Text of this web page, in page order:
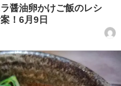
醤油卵かけご飯のレシ
！6月9日